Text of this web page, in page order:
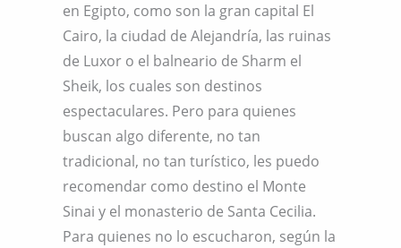
en Egipto, como son la gran capital El
Cairo, la ciudad de Alejandría, las ruinas
de Luxor o el balneario de Sharm el
Sheik, los cuales son destinos
espectaculares. Pero para quienes
buscan algo diferente, no tan
tradicional, no tan turístico, les puedo
recomendar como destino el Monte
Sinai y el monasterio de Santa Cecilia.
Para quienes no lo escucharon, según la